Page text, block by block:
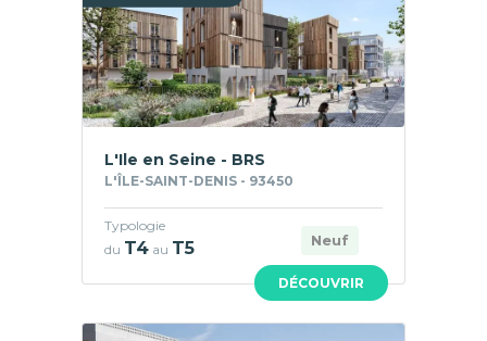
DÉCOUVRIR
L'Ile en Seine - BRS
L'ÎLE-SAINT-DENIS - 93450
Neuf
Typologie
du T4 au T5